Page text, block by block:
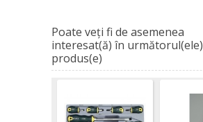
Poate veţi fi de asemenea
interesat(ă) în următorul(ele)
produs(e)